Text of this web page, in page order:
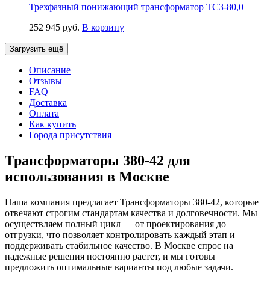
Трехфазный понижающий трансформатор ТСЗ-80,0
252 945 руб. В корзину
Загрузить ещё
Описание
Отзывы
FAQ
Доставка
Оплата
Как купить
Города присутствия
Трансформаторы 380-42 для
использования в Москве
Наша компания предлагает Трансформаторы 380-42, которые
отвечают строгим стандартам качества и долговечности. Мы
осуществляем полный цикл — от проектирования до
отгрузки, что позволяет контролировать каждый этап и
поддерживать стабильное качество. В Москве спрос на
надежные решения постоянно растет, и мы готовы
предложить оптимальные варианты под любые задачи.